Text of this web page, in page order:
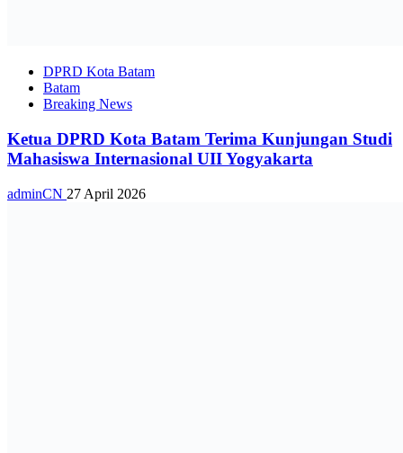
DPRD Kota Batam
Batam
Breaking News
Ketua DPRD Kota Batam Terima Kunjungan Studi
Mahasiswa Internasional UII Yogyakarta
adminCN 27 April 2026